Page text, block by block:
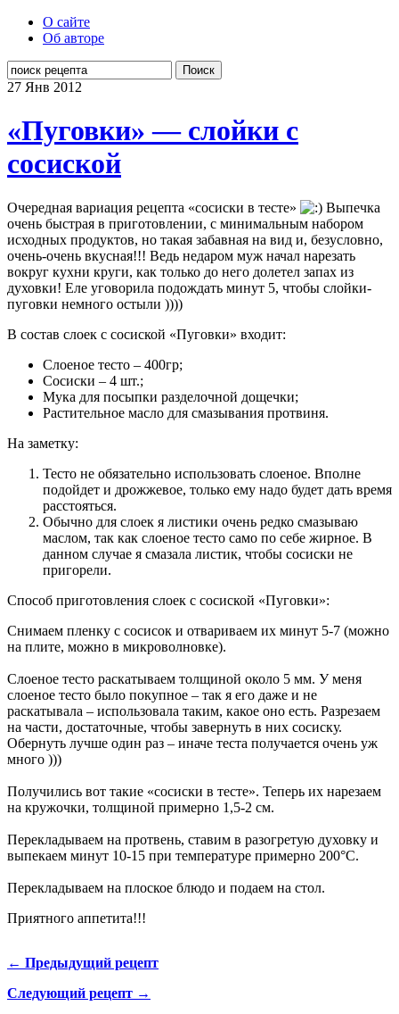
О сайте
Об авторе
Поиск
27 Янв 2012
«Пуговки» — слойки с
сосиской
Очередная вариация рецепта «сосиски в тесте»
Выпечка
очень быстрая в приготовлении, с минимальным набором
исходных продуктов, но такая забавная на вид и, безусловно,
очень-очень вкусная!!! Ведь недаром муж начал нарезать
вокруг кухни круги, как только до него долетел запах из
духовки! Еле уговорила подождать минут 5, чтобы слойки-
пуговки немного остыли ))))
В состав слоек с сосиской «Пуговки» входит:
Слоеное тесто – 400гр;
Сосиски – 4 шт.;
Мука для посыпки разделочной дощечки;
Растительное масло для смазывания протвиня.
На заметку:
Тесто не обязательно использовать слоеное. Вполне
подойдет и дрожжевое, только ему надо будет дать время
расстояться.
Обычно для слоек я листики очень редко смазываю
маслом, так как слоеное тесто само по себе жирное. В
данном случае я смазала листик, чтобы сосиски не
пригорели.
Способ приготовления слоек с сосиской «Пуговки»:
Снимаем пленку с сосисок и отвариваем их минут 5-7 (можно
на плите, можно в микроволновке).
Слоеное тесто раскатываем толщиной около 5 мм. У меня
слоеное тесто было покупное – так я его даже и не
раскатывала – использовала таким, какое оно есть. Разрезаем
на части, достаточные, чтобы завернуть в них сосиску.
Обернуть лучше один раз – иначе теста получается очень уж
много )))
Получились вот такие «сосиски в тесте». Теперь их нарезаем
на кружочки, толщиной примерно 1,5-2 см.
Перекладываем на протвень, ставим в разогретую духовку и
выпекаем минут 10-15 при температуре примерно 200°С.
Перекладываем на плоское блюдо и подаем на стол.
Приятного аппетита!!!
← Предыдущий рецепт
Следующий рецепт →